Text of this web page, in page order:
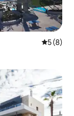
औसत रेटिंग
5 (8)